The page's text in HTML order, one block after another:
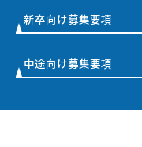
新卒向け募集要項
中途向け募集要項